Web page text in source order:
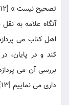
تصحيح نيست » [12].
آنگاه علامه به
اهل كتاب می
كند و در پايان،
بررسى آن می
دارى می نماييم [13].